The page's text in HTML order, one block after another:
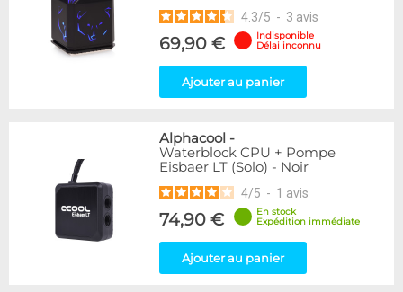
4.3/5 - 3 avis
69,90 €
Indisponible
Délai inconnu
Ajouter au panier
Alphacool -
Waterblock CPU + Pompe
Eisbaer LT (Solo) - Noir
4/5 - 1 avis
74,90 €
En stock
Expédition immédiate
Ajouter au panier